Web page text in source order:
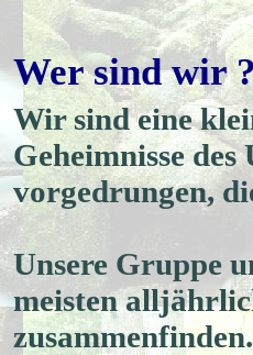
Wer sind wir
Wir sind eine
Geheimnisse
vorgedrungen,
Unsere Gruppe
meisten
zusammenfinden.